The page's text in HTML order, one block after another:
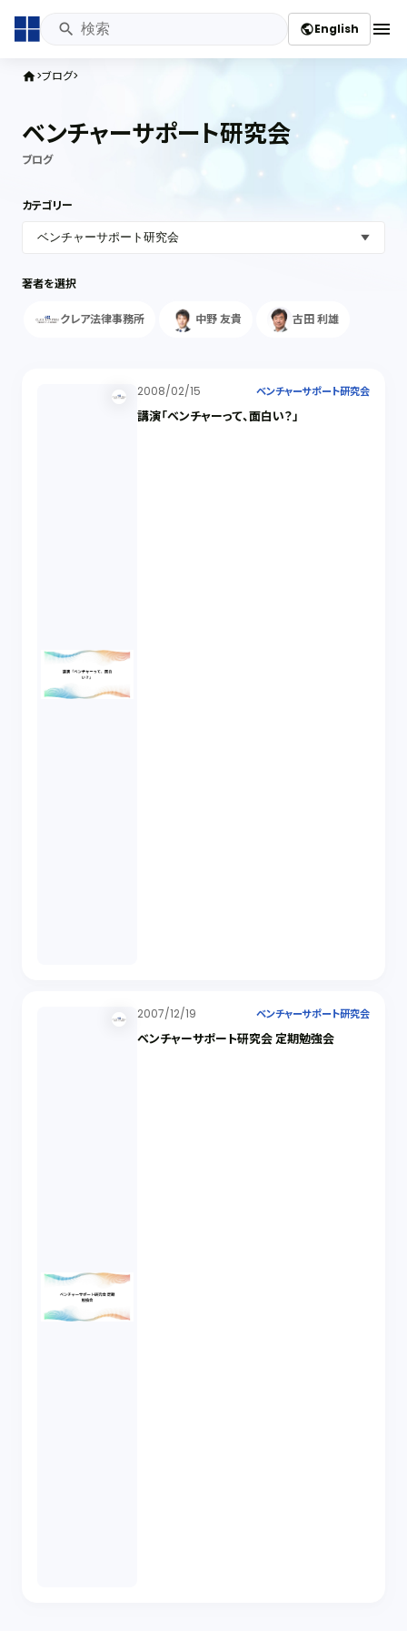
publicEnglish menu
home ブログ
ベンチャーサポート研究会
ブログ
カテゴリー
著者を選択
クレア法律事務所 中野 友貴 古田 利雄
2008/02/15 ベンチャーサポート研究会
講演「ベンチャーって、面白い？」
2007/12/19 ベンチャーサポート研究会
ベンチャーサポート研究会 定期勉強会